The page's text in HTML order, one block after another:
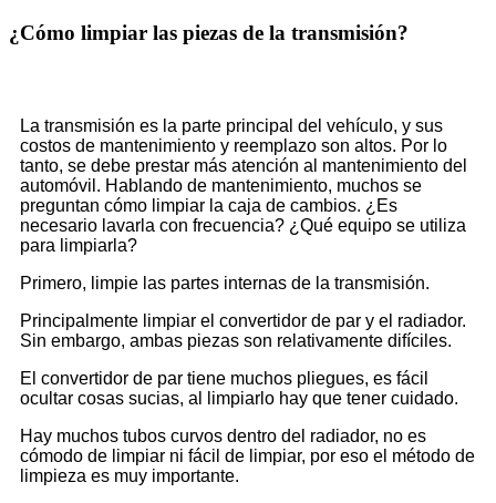
¿Cómo limpiar las piezas de la transmisión?
La transmisión es la parte principal del vehículo, y sus
costos de mantenimiento y reemplazo son altos. Por lo
tanto, se debe prestar más atención al mantenimiento del
automóvil. Hablando de mantenimiento, muchos se
preguntan cómo limpiar la caja de cambios. ¿Es
necesario lavarla con frecuencia? ¿Qué equipo se utiliza
para limpiarla?
Primero, limpie las partes internas de la transmisión.
Principalmente limpiar el convertidor de par y el radiador.
Sin embargo, ambas piezas son relativamente difíciles.
El convertidor de par tiene muchos pliegues, es fácil
ocultar cosas sucias, al limpiarlo hay que tener cuidado.
Hay muchos tubos curvos dentro del radiador, no es
cómodo de limpiar ni fácil de limpiar, por eso el método de
limpieza es muy importante.